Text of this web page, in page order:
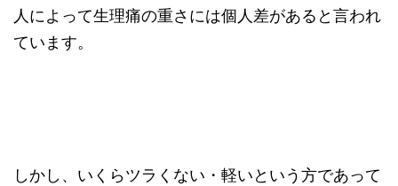
人によって生理痛の重さには個人差があると言われ
ています。
しかし、いくらツラくない・軽いという方であって